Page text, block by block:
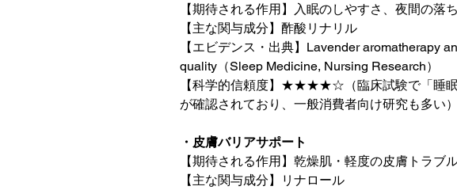
【期待される作用】入眠のしやすさ、夜間の落
【主な関与成分】酢酸リナリル
【エビデンス・出典】Lavender aromatherapy
quality（Sleep Medicine, Nursing Research）
【科学的信頼度】★★★★☆（臨床試験で「睡眠
が確認されており、一般消費者向け研究も多い）
・皮膚バリアサポート
【期待される作用】乾燥肌・軽度の皮膚トラブ
【主な関与成分】リナロール